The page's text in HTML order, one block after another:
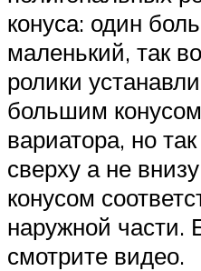
конуса: один
маленький, так
ролики
большим конусом
вариатора, но
сверху а не
конусом
наружной части.
смотрите видео.